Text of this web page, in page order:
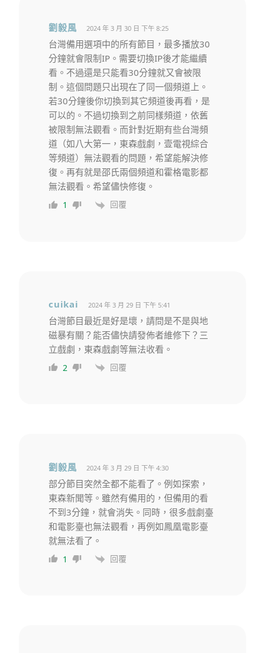
劉毅風 2024 年 3 月 30 日 下午 8:25
台灣備用選項中的所有節目，最多播放30
分鐘就會限制IP。需要切換IP後才能繼續
看。不過還是只能看30分鐘就又會被限
制。這個問題只出現在了同一個頻道上。
若30分鐘後你切換到其它頻道後再看，是
可以的。不過切換到之前同樣頻道，依舊
被限制無法觀看。而針對近期有些台灣頻
道（如八大第一，東森戲劇，壹電視綜合
等頻道）無法觀看的問題，希望能解決修
復。再有就是邵氏兩個頻道和霍格電影都
無法觀看。希望儘快修復。
1 回覆
cuikai 2024 年 3 月 29 日 下午 5:41
台灣節目最近是好是壞，請問是不是與地
磁暴有關？能否儘快請發佈者維修下？三
立戲劇，東森戲劇等無法收看。
2 回覆
劉毅風 2024 年 3 月 29 日 下午 4:30
部分節目突然全都不能看了。例如探索，
東森新聞等。雖然有備用的，但備用的看
不到3分鐘，就會消失。同時，很多戲劇臺
和電影臺也無法觀看，再例如鳳凰電影臺
就無法看了。
1 回覆